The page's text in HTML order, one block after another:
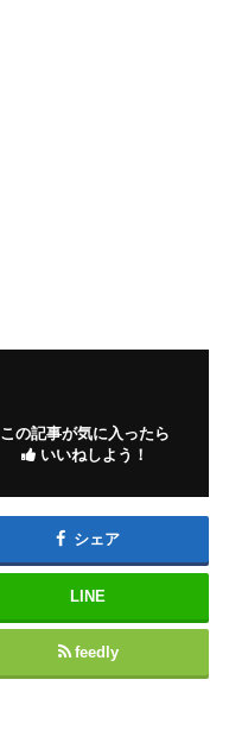
この記事が気に入ったら
いいねしよう！
シェア
LINE
feedly